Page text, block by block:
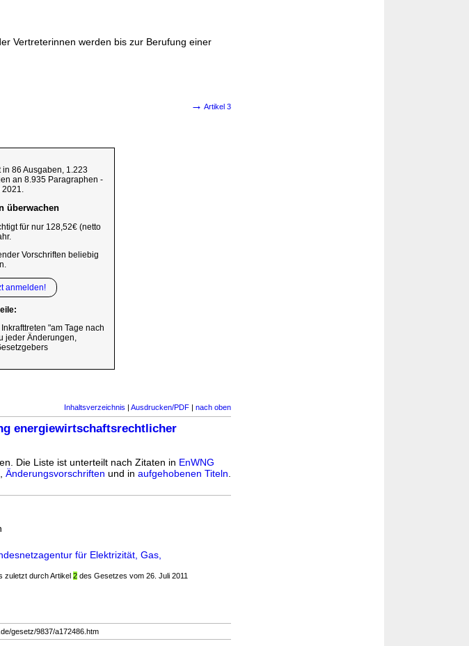
Vertreterinnen werden bis zur Berufung einer
→ Artikel 3
86 Ausgaben, 1.223
an 8.935 Paragraphen -
überwachen
für nur 128,52€ (netto
Vorschriften beliebig
anmelden!
"am Tage nach
jeder Änderungen,
Inhaltsverzeichnis | Ausdrucken/PDF | nach oben
energiewirtschaftsrechtlicher
Die Liste ist unterteilt nach Zitaten in EnWNG
Änderungsvorschriften und in aufgehobenen Titeln
für Elektrizität, Gas,
zuletzt durch Artikel 2 des Gesetzes vom 26. Juli 2011
gesetz/9837/a172486.htm